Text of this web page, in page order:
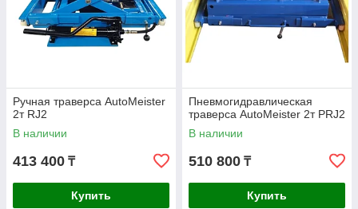
Ручная траверса AutoMeister
2т RJ2
В наличии
413 400 ₸
Купить
Пневмогидравлическая
траверса AutoMeister 2т PRJ2
В наличии
510 800 ₸
Купить